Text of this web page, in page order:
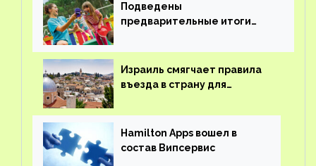
Подведены
предварительные итоги
Израиль смягчает правила
въезда в страну для
Hamilton Apps вошел в
состав Випсервис